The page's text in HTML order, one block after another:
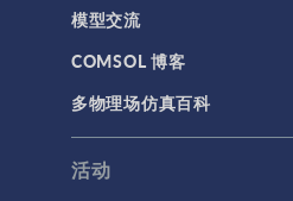
模型交流
COMSOL 博客
多物理场仿真百科
活动